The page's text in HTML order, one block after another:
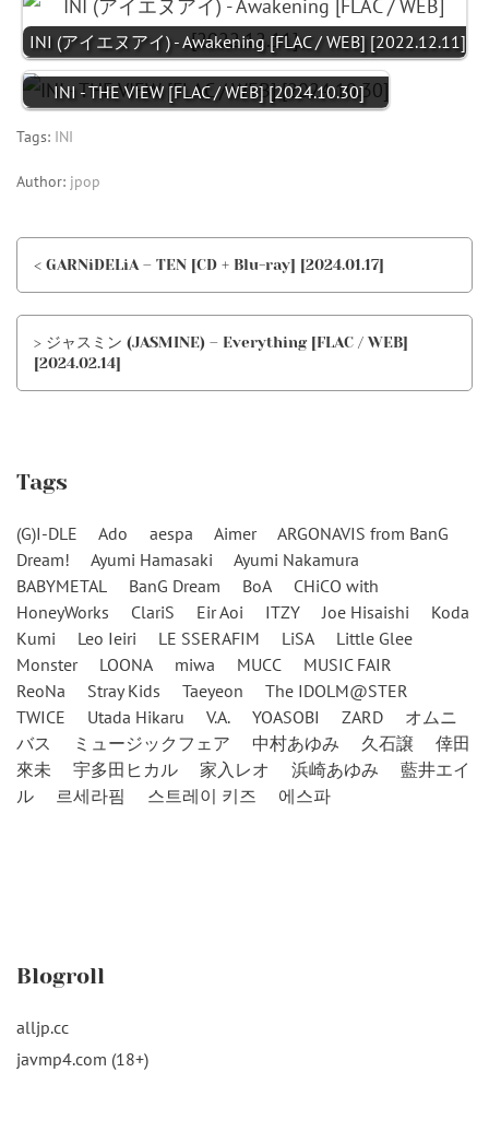
INI (アイエヌアイ) - Awakening [FLAC / WEB] [2022.12.11]
INI - THE VIEW [FLAC / WEB] [2024.10.30]
Tags: INI
Author: jpop
< GARNiDELiA – TEN [CD + Blu-ray] [2024.01.17]
> ジャスミン (JASMINE) – Everything [FLAC / WEB]
[2024.02.14]
Tags
(G)I-DLE Ado aespa Aimer
ARGONAVIS from BanG
Dream!
Ayumi Hamasaki
Ayumi Nakamura
BABYMETAL
BanG Dream BoA
CHiCO with
HoneyWorks
ClariS Eir Aoi ITZY Joe Hisaishi
Koda
Kumi
Leo Ieiri LE SSERAFIM LiSA
Little Glee
Monster
LOONA miwa MUCC
MUSIC FAIR
ReoNa
Stray Kids Taeyeon
The IDOLM@STER
TWICE
Utada Hikaru V.A. YOASOBI ZARD
オムニ
バス
ミュージックフェア 中村あゆみ 久石譲
倖田
來未
宇多田ヒカル 家入レオ 浜崎あゆみ
藍井エイ
ル
르세라핌 스트레이 키즈 에스파
Blogroll
alljp.cc
javmp4.com (18+)